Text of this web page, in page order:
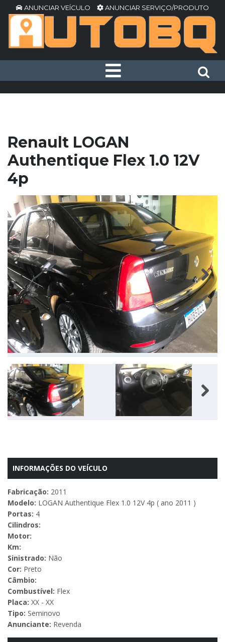
ANUNCIAR VEÍCULO ANUNCIAR SERVIÇO/PRODUTO
Renault LOGAN
Authentique Flex 1.0 12V
4p
Next
INFORMAÇÕES DO VEÍCULO
Fabricação: 2011
Modelo: LOGAN Authentique Flex 1.0 12V 4p ( ano 2011 )
Portas: 4
Cilindros:
Motor:
Km:
Sinistrado: Não
Cor: Preto
Câmbio:
Combustível: Flex
Placa: XX - XX
Tipo: Seminovo
Anunciante: Revenda